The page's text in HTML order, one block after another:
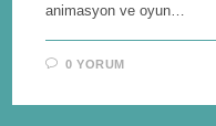
animasyon ve oyun…
0 YORUM